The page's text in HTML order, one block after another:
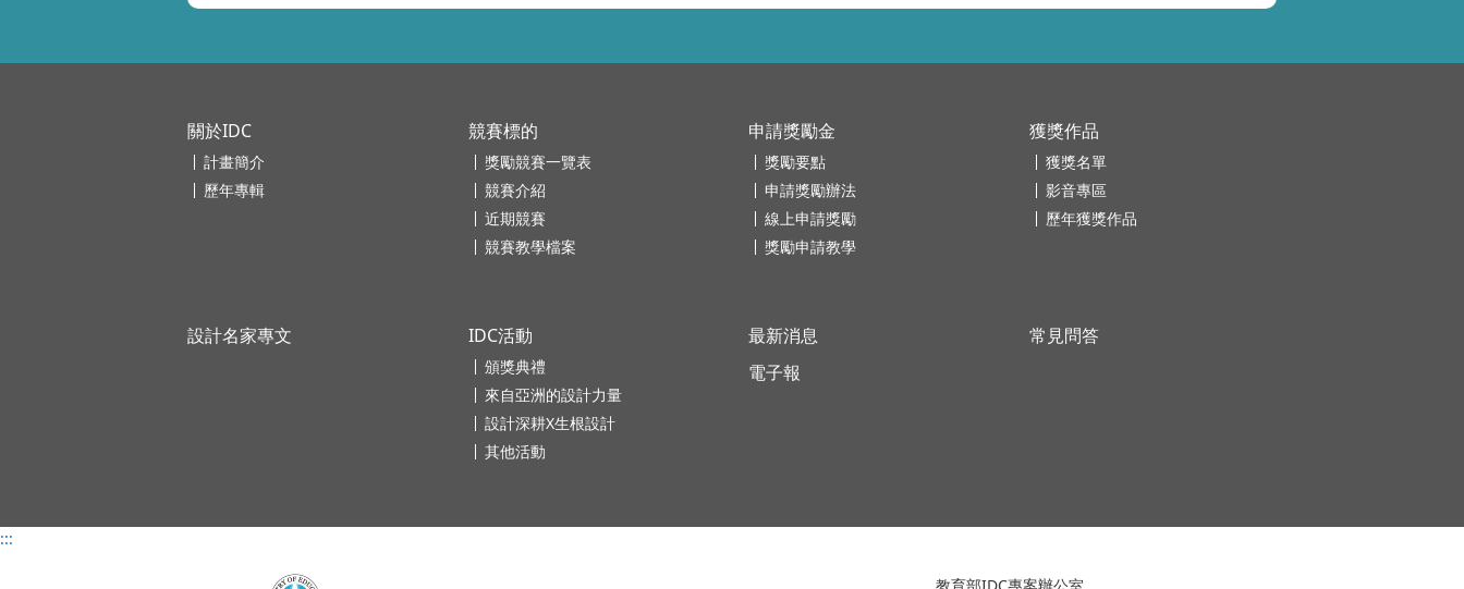
關於IDC
計畫簡介
歷年專輯
競賽標的
獎勵競賽一覽表
競賽介紹
近期競賽
競賽教學檔案
申請獎勵金
獎勵要點
申請獎勵辦法
線上申請獎勵
獎勵申請教學
獲獎作品
獲獎名單
影音專區
歷年獲獎作品
設計名家專文 IDC活動
頒獎典禮
來自亞洲的設計力量
設計深耕X生根設計
其他活動
最新消息
電子報
常見問答
:::